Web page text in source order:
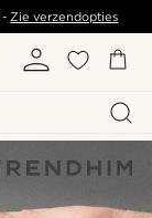
-Zie verzendopties